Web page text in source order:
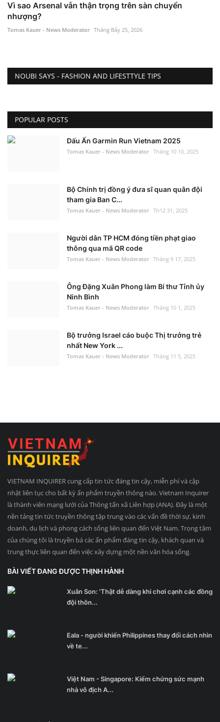
Vì sao Arsenal vẫn thận trọng trên sàn chuyển
nhượng?
Tomas Kauer - News Moderator Tháng Bảy 25, 2026
NOUBI SAYS - FASHION AND LIFESTTYLE TIPS
POPULAR POSTS
Dấu Ấn Garmin Run Vietnam 2025
Tomas Kauer - News Moderator Tháng 10 10, 2025
Bộ Chính trị đồng ý đưa sĩ quan quân đội
tham gia Ban C...
Tomas Kauer - News Moderator Th12 31, 2025
Người dân TP HCM đóng tiền phạt giao
thông qua mã QR code
Tomas Kauer - News Moderator Tháng 9 17, 2025
Ông Đặng Xuân Phong làm Bí thư Tỉnh ủy
Ninh Bình
Tomas Kauer - News Moderator Tháng 10 1, 2025
Bộ trưởng Israel cáo buộc Thị trưởng trẻ
nhất New York ...
Tomas Kauer - News Moderator Tháng 11 5, 2025
VIETNAM INQUIRER cung cấp tin tức đáng tin cậy, miễn phí và cập
nhật liên tục cho bất kỳ ấn phẩm truyền thông nào. Vietnam Inquirer
là thành viên mạng lưới của Thông tấn xã Liên hợp (ANA). Đây là một
nền tảng tin tức truyền thông tập trung vào các vấn đề thời sự, kinh
doanh, du lịch và phong cách sống liên quan đến Việt Nam. Trọng tâm
của chúng tôi là truyền bá các ấn phẩm đáng tin cậy, khách quan và
trung thực liên quan đến việc xây dựng một nền văn hóa sống.
BÀI VIẾT ĐANG ĐƯỢC THỊNH HÀNH
Xuân Son: 'Thật dễ dàng khi chơi cạnh các đồng
đội thôn...
Eala - người khiến Philippines thay đổi cách nhìn
về te...
Việt Nam - Singapore: Kiểm chứng sức mạnh
nhà vô địch A...